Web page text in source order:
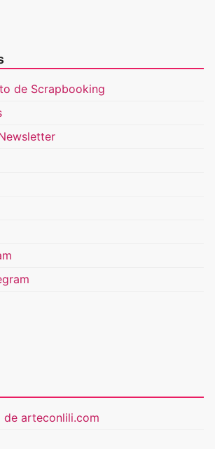
de Scrapbooking
de arteconlili.com